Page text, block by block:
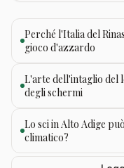
Perché l'Italia del
gioco d'azzardo
L'arte dell'intaglio del
degli schermi
Lo sci in Alto Adige
climatico?